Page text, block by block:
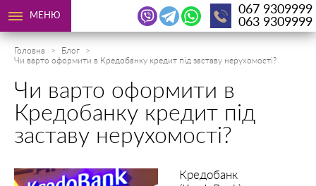
МЕНЮ
067 9309999
063 9309999
Головна
Блог
Чи варто оформити в Кредобанку кредит під заставу нерухомості?
Чи варто оформити в
Кредобанку кредит під
заставу нерухомості?
Кредобанк